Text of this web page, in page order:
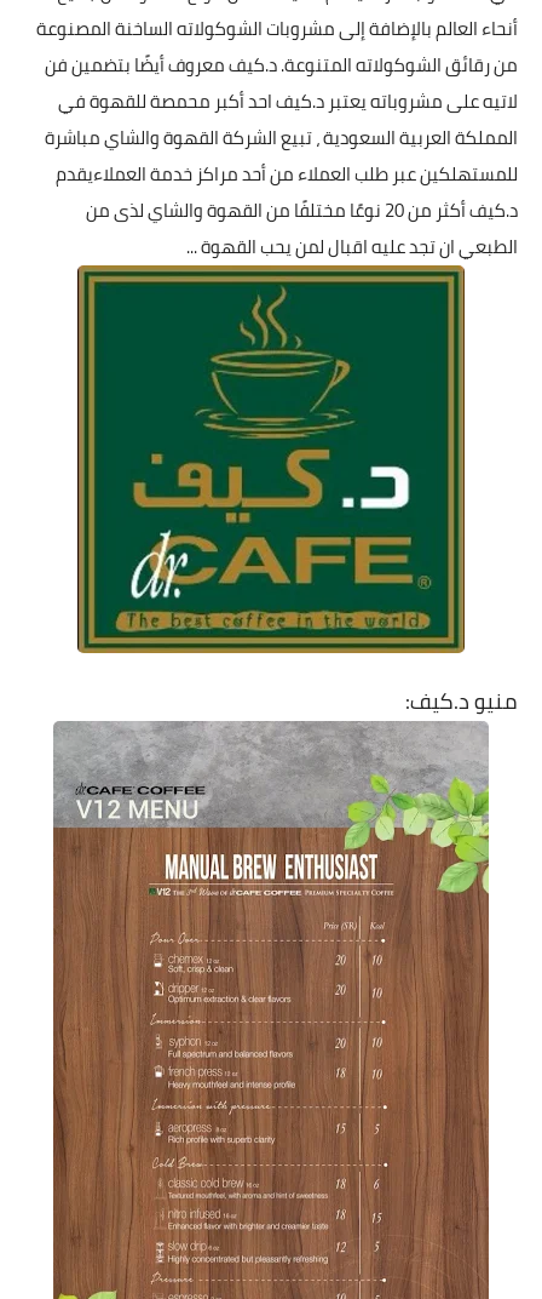
أنحاء العالم بالإضافة إلى مشروبات الشوكولاته الساخنة المصنوعة
من رقائق الشوكولاته المتنوعة. د.كيف معروف أيضًا بتضمين فن
لاتيه على مشروباته يعتبر د.كيف احد أكبر محمصة للقهوة في
المملكة العربية السعودية ، تبيع الشركة القهوة والشاي مباشرة
للمستهلكين عبر طلب العملاء من أحد مراكز خدمة العملاءيقدم
د.كيف أكثر من 20 نوعًا مختلفًا من القهوة والشاي لذى من
الطبعي ان تجد عليه اقبال لمن يحب القهوة ...
منيو د.كيف: